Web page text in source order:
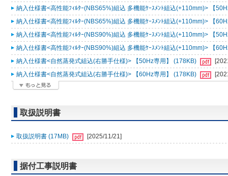
納入仕様書<高性能ﾌｨﾙﾀｰ(NBS65%)組込 多機能ｹｰｽﾒﾝﾄ組込(+110mm)> 【
納入仕様書<高性能ﾌｨﾙﾀｰ(NBS65%)組込 多機能ｹｰｽﾒﾝﾄ組込(+110mm)> 【
納入仕様書<高性能ﾌｨﾙﾀｰ(NBS90%)組込 多機能ｹｰｽﾒﾝﾄ組込(+110mm)> 【
納入仕様書<高性能ﾌｨﾙﾀｰ(NBS90%)組込 多機能ｹｰｽﾒﾝﾄ組込(+110mm)> 【
納入仕様書<自然蒸発式組込(右勝手仕様)> 【50Hz専用】 (178KB)
納入仕様書<自然蒸発式組込(右勝手仕様)> 【60Hz専用】 (178KB)
取扱説明書
取扱説明書 (17MB) [2025/11/21]
据付工事説明書